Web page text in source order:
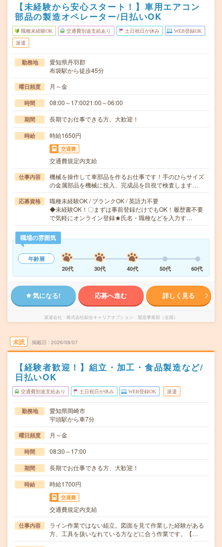
【未経験から安心スタート！】車用エアコン
部品の製造オペレーター/日払いOK
職種未経験OK 交通費別途支給あり 土日祝日が休み WEB登録OK
派遣
勤務地
愛知県丹羽郡
布袋駅から徒歩45分
曜日頻度 月～金
時間 08:00～17:0021:00～06:00
期間 長期でお仕事できる方、大歓迎！
時給 時給1650円
交通費
交通費規定内支給
仕事内容
機械を操作して車部品を作るお仕事です！手のひらサイズ
の金属部品を機械に投入、完成品を目視で検査します…
応募資格
職種未経験OK / ブランクOK / 英語力不要
◆未経験OK！〇まずは事前登録だけでもOK！履歴書不要
で気軽にオンライン登録★氏名・職種などを入力す…
職場の雰囲気
年齢層
20代
30代 40代 50代 60代
気になる! 応募へ進む 詳しく見る
派遣会社 株式会社綜合キャリアオプション 製造事業部（全国）
未読 掲載日 2026/08/07
【経験者歓迎！】組立・加工・食品製造など/
日払いOK
交通費別途支給あり 土日祝日が休み WEB登録OK 派遣
勤務地
愛知県岡崎市
宇頭駅から車7分
曜日頻度 月～金
時間 08:30～17:00
期間 長期でお仕事できる方、大歓迎！
時給 時給1700円
交通費
交通費規定内支給
仕事内容
ライン作業ではない組立。図面を見て作業した経験がある
方、工具を扱いなれている方などに合う作業です。【…